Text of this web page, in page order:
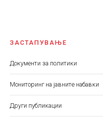
ЗАСТАПУВАЊЕ
Документи за политики
Мониторинг на јавните набавки
Други публикации